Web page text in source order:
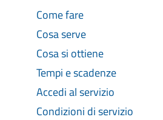
Come fare
Cosa serve
Cosa si ottiene
Tempi e scadenze
Accedi al servizio
Condizioni di servizio